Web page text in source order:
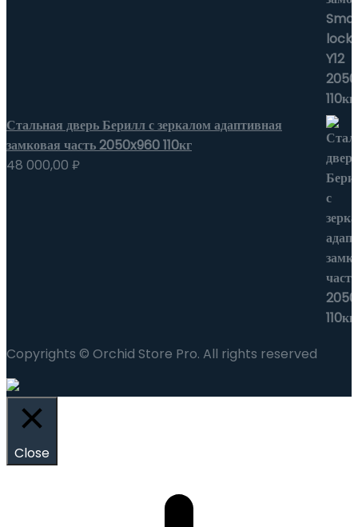
Стальная дверь Берилл с зеркалом адаптивная
замковая часть 2050x960 110кг
48 000,00 ₽
Copyrights © Orchid Store Pro. All rights reserved
Close